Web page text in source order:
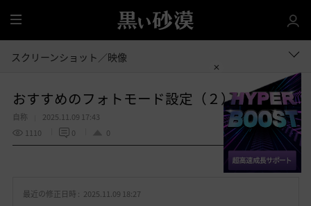
全
体
スクリーンショット／映像
おすすめのフォトモード設定（２）
自称
2025.11.09 17:43
1110
0 0
お 共有する
最近の修正日時 : 2025.11.09 18:27